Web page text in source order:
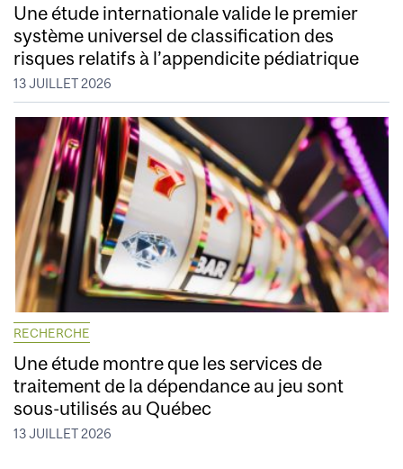
Une étude internationale valide le premier
système universel de classification des
risques relatifs à l’appendicite pédiatrique
13 JUILLET 2026
RECHERCHE
Une étude montre que les services de
traitement de la dépendance au jeu sont
sous-utilisés au Québec
13 JUILLET 2026